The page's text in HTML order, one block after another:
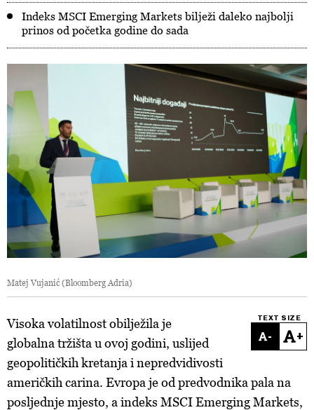
Indeks MSCI Emerging Markets bilježi daleko najbolji
prinos od početka godine do sada
Matej Vujanić (Bloomberg Adria)
TEXT SIZE
- +
Visoka volatilnostobilježila je
globalna tržišta u ovoj godini, uslijed
geopolitičkih kretanja i nepredvidivosti
američkih carina. Evropa je od predvodnika pala na
posljednje mjesto, a indeks MSCI Emerging Markets,